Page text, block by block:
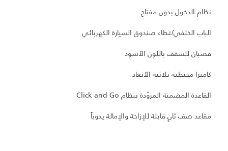
نظام الدخول بدون مفتاح
الباب الخلفي/غطاء صندوق السيارة الكهربائي
قضبان للسقف باللون الأسود
كاميرا محيطية ثلاثية الأبعاد
القاعدة المضمنة المزوّدة بنظام Click and Go
مقاعد صف ثانٍ قابلة للإزاحة والإمالة يدوياً